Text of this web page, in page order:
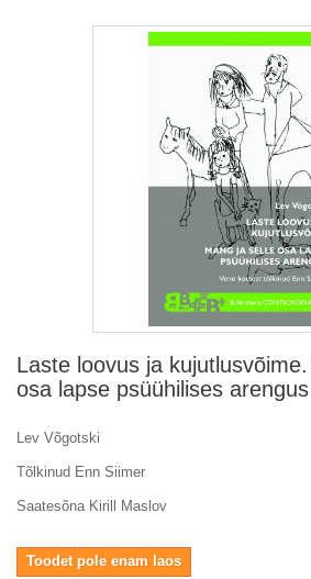
Laste loovus ja
osa lapse psüühilises arengus
Lev Võgotski
Tõlkinud Enn Siimer
Saatesõna Kirill Maslov
Toodet pole enam laos